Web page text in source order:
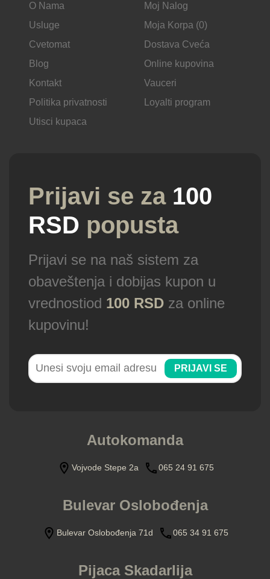
O Nama
Usluge
Cvetomat
Blog
Kontakt
Politika privatnosti
Utisci kupaca
Moj Nalog
Moja Korpa (0)
Dostava Cveća
Online kupovina
Vauceri
Loyalti program
Prijavi se za 100
RSD popusta
Prijavi se na naš sistem za
obaveštenja i dobijas kupon u
vrednostiod 100 RSD za online
kupovinu!
PRIJAVI SE
Autokomanda
Vojvode Stepe 2a 065 24 91 675
Bulevar Oslobođenja
Bulevar Oslobođenja 71d 065 34 91 675
Pijaca Skadarlija